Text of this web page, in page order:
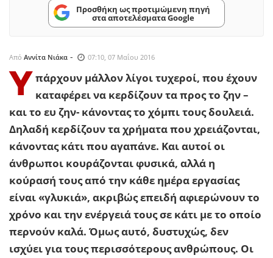
Προσθήκη ως προτιμώμενη πηγή
στα αποτελέσματα Google
Από Αννίτα Νιάκα - 07:10, 07 Μαΐου 2016
Υ πάρχουν μάλλον λίγοι τυχεροί, που έχουν
καταφέρει να κερδίζουν τα προς το ζην –
και το ευ ζην- κάνοντας το χόμπι τους δουλειά.
Δηλαδή κερδίζουν τα χρήματα που χρειάζονται,
κάνοντας κάτι που αγαπάνε. Και αυτοί οι
άνθρωποι κουράζονται φυσικά, αλλά η
κούρασή τους από την κάθε ημέρα εργασίας
είναι «γλυκιά», ακριβώς επειδή αφιερώνουν το
χρόνο και την ενέργειά τους σε κάτι με το οποίο
περνούν καλά. Όμως αυτό, δυστυχώς, δεν
ισχύει για τους περισσότερους ανθρώπους. Οι